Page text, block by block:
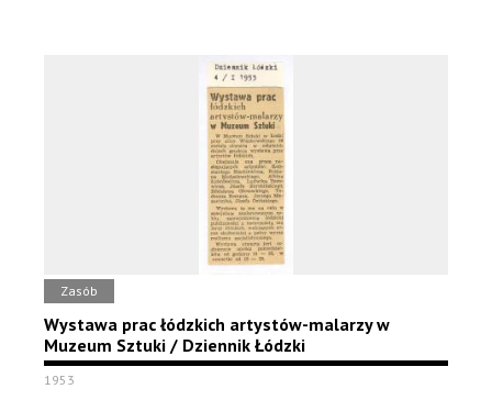
Zasób
Wystawa prac łódzkich artystów-malarzy w
Muzeum Sztuki / Dziennik Łódzki
1953